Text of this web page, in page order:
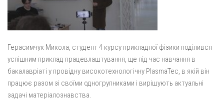
Герасимчук Микола, студент 4 курсу прикладної фізики поділився
успішним приклад працевлаштування, ще під час навчання в
бакалавріаті у провідну високотехнологічну PlasmaTec, в якій він
працює разом зі своїми одногрупниками і вирішують актуальні
задачі матеріалознавства.